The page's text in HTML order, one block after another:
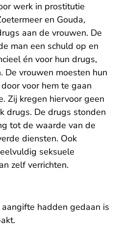
werk in prostitutie
en Gouda,
aan de vrouwen. De
man een schuld op en
én voor hun drugs,
De vrouwen moesten hun
voor hem te gaan
Zij kregen hiervoor geen
drugs. De drugs stonden
tot de waarde van de
diensten. Ook
seksuele
zelf verrichten.
hadden gedaan is